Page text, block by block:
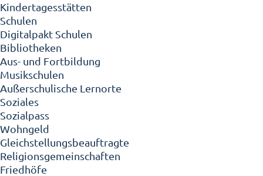
Kindertagesstätten
Schulen
Digitalpakt Schulen
Bibliotheken
Aus- und Fortbildung
Musikschulen
Außerschulische Lernorte
Soziales
Sozialpass
Wohngeld
Gleichstellungsbeauftragte
Religionsgemeinschaften
Friedhöfe